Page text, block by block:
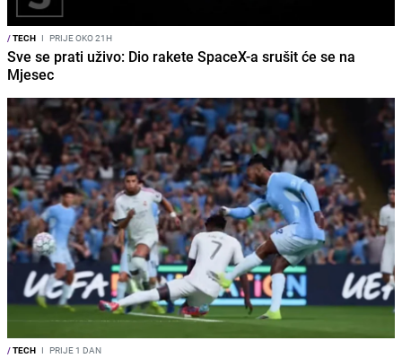
/TECH I PRIJE OKO 21H
Sve se prati uživo: Dio rakete SpaceX-a srušit će se na
Mjesec
/TECH I PRIJE 1 DAN